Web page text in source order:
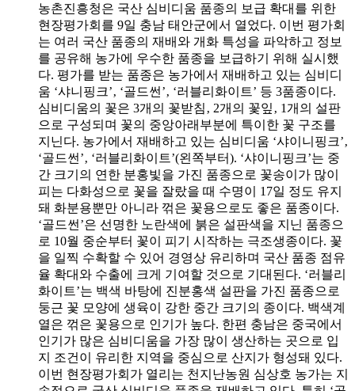
농촌진흥청은 국산 심비디움 품종의 보급 확대를 위한
현장평가회를 9일 충남 태안군에서 열었다. 이번 평가회
는 여러 국산 품종의 재배와 개화 특성을 파악하고 정보
를 공유해 농가에 우수한 품종을 보급하기 위해 실시했
다. 평가를 받는 품종은 농가에서 재배하고 있는 심비디
움 ‘샤니핑크’‚ ‘골드썬’‚ ‘러블리화이트’ 등 3품종이다.
심비디움의 꽃은 3개의 꽃받침‚ 2개의 꽃잎‚ 1개의 설판
으로 구성되며 꽃의 중앙아래부분에 특이한 꽃 구조를
지닌다. 농가에서 재배하고 있는 심비디움 ‘샤이니핑크’‚
‘골드썬’‚ ‘러블리화이트’(왼쪽부터). ‘샤이니핑크’는 중
간 크기의 연한 분홍빛을 가진 품종으로 꽃송이가 많이
피는 다화성으로 꽃을 잘랐을 때 수명이 17일 정도 유지
돼 화분용뿐만 아니라 꺾은 꽃용으로도 좋은 품종이다.
‘골드썬’은 선명한 노란색에 붉은 설판색을 지닌 품종으
로 10월 중순부터 꽃이 피기 시작하는 극조생종이다. 꽃
을 일찍 수확할 수 있어 경영상 유리하며 국산 품종 점유
율 확대와 수출에 크게 기여할 것으로 기대된다. ‘러블리
화이트’는 백색 바탕에 진분홍색 설판을 가진 품종으로
둥근 꽃 모양에 생육이 강한 중간 크기의 종이다. 백색계
열은 꺾은 꽃용으로 인기가 높다. 한편 충남은 중국에서
인기가 많은 심비디움을 가장 많이 생산하는 곳으로 입
지 조건이 유리한 지역을 중심으로 산지가 형성돼 있다.
이번 현장평가회가 열리는 천지난농원 심상호 농가는 지